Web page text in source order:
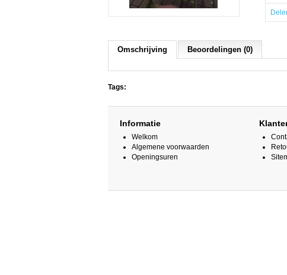
Omschrijving Beoordelingen (0)
Tags:
Informatie
Welkom
Algemene voorwaarden
Openingsuren